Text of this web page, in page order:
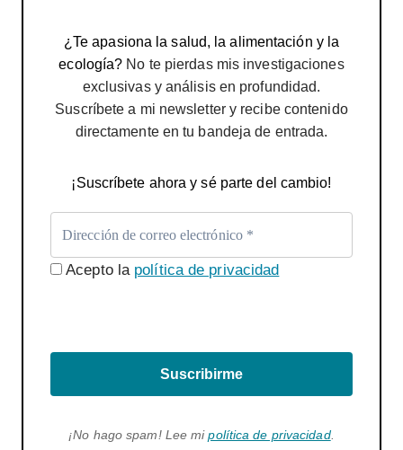
¿Te apasiona la salud, la alimentación y la
ecología? No te pierdas mis investigaciones
exclusivas y análisis en profundidad.
Suscríbete a mi newsletter y recibe contenido
directamente en tu bandeja de entrada.
¡Suscríbete ahora y sé parte del cambio!
Acepto la política de privacidad
Suscribirme
¡No hago spam! Lee mipolítica de privacidad.